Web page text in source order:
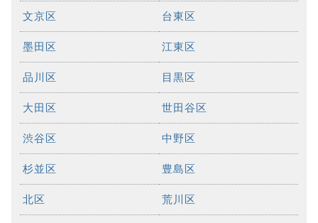
文京区 台東区
墨田区 江東区
品川区 目黒区
大田区 世田谷区
渋谷区 中野区
杉並区 豊島区
北区 荒川区